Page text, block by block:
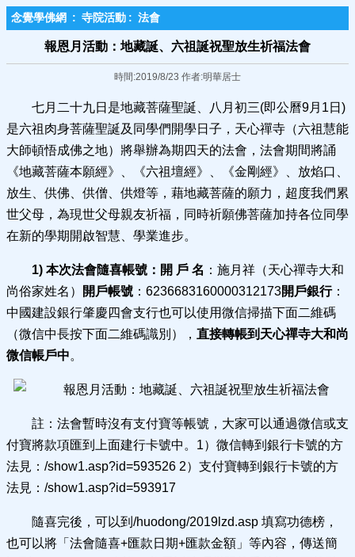
念覺學佛網 : 寺院活動 : 法會
報恩月活動：地藏誕、六祖誕祝聖放生祈福法會
時間:2019/8/23 作者:明華居士
七月二十九日是地藏菩薩聖誕、八月初三(即公曆9月1日)
是六祖肉身菩薩聖誕及同學們開學日子，天心禪寺（六祖慧能
大師頓悟成佛之地）將舉辦為期四天的法會，法會期間將誦
《地藏菩薩本願經》、《六祖壇經》、《金剛經》、放焰口、
放生、供佛、供僧、供燈等，藉地藏菩薩的願力，超度我們累
世父母，為現世父母親友祈福，同時祈願佛菩薩加持各位同學
在新的學期開啟智慧、學業進步。
1) 本次法會隨喜帳號： 開 戶 名 ：施月祥（天心禪寺大和
尚俗家姓名）
開戶帳號 ：6236683160000312173開戶銀行：
中國建設銀行肇慶四會支行也可以使用微信掃描下面二維碼
（微信中長按下面二維碼識別）， 直接轉帳到天心禪寺大和尚
微信帳戶中。
註：法會暫時沒有支付寶等帳號，大家可以通過微信或支
付寶將款項匯到上面建行卡號中。1）微信轉到銀行卡號的方
法見：/show1.asp?id=593526 2）支付寶轉到銀行卡號的方
法見：/show1.asp?id=593917
隨喜完後，可以到/huodong/2019lzd.asp 填寫功德榜，
也可以將「法會隨喜+匯款日期+匯款金額」等內容，傳送簡